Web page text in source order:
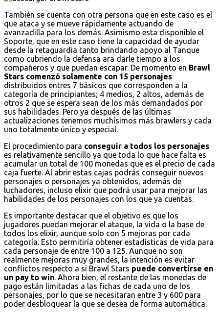
También se cuenta con otra persona que en este caso es el
que ataca y se mueve rápidamente actuando de
avanzadilla para los demás. Asimismo esta disponible el
Soporte, que en este caso tiene la capacidad de ayudar
desde la retaguardia tanto brindando apoyo al Tanque
como cubriendo la defensa ara darle tiempo a los
compañeros y que puedan escapar. De momento en Brawl
Stars comenzó solamente con 15 personajes
distribuidos entres 7 básicos que corresponden a la
categoría de principiantes; 4 medios, 2 altos, además de
otros 2 que se espera sean de los más demandados por
sus habilidades. Pero ya después de las últimas
actualizaciones tenemos muchísimos más brawlers y cada
uno totalmente único y especial.
El procedimiento para conseguir a todos los personajes
es relativamente sencillo ya que toda lo que hace falta es
acumular un total de 100 monedas que es el precio de cada
caja fuerte. Al abrir estas cajas podrás conseguir nuevos
personajes o personajes ya obtenidos, además de
luchadores, incluso elixir que podrá usar para mejorar las
habilidades de los personajes con los que ya cuentas.
Es importante destacar que el objetivo es que los
jugadores puedan mejorar el ataque, la vida o la base de
todos los elixir, aunque solo con 5 mejoras por cada
categoría. Esto permitiría obtener estadísticas de vida para
cada personaje de entre 100 a 125. Aunque no son
realmente mejoras muy grandes, la intención es evitar
conflictos respecto a si Brawl Stars puede convertirse en
un pay to win . Ahora bien, el restante de las monedas de
pago están limitadas a las fichas de cada uno de los
personajes, por lo que se necesitaran entre 3 y 600 para
poder desbloquear la que se desea de forma automática.